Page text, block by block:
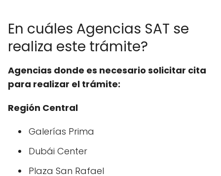
En cuáles Agencias SAT se
realiza este trámite?
Agencias donde es necesario solicitar cita
para realizar el trámite:
Región Central
Galerías Prima
Dubái Center
Plaza San Rafael